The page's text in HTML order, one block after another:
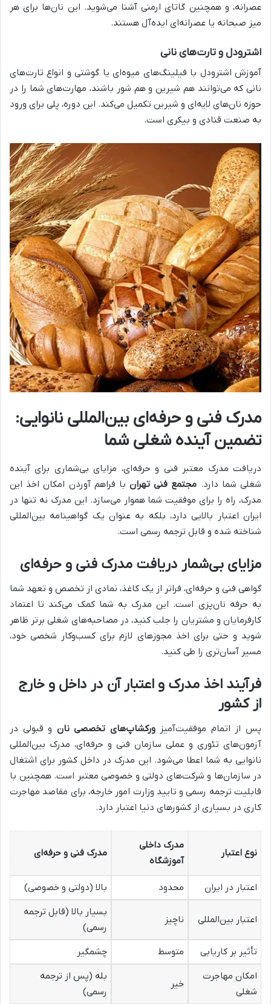
عصرانه، و همچنین گاتای ارمنی آشنا می‌شوید. این نان‌ها برای هر
میز صبحانه یا عصرانه‌ای ایده‌آل هستند.
اشترودل و تارت‌های نانی
آموزش اشترودل با فیلینگ‌های میوه‌ای یا گوشتی و انواع تارت‌های
نانی که می‌توانند هم شیرین و هم شور باشند، مهارت‌های شما را در
حوزه نان‌های لایه‌ای و شیرین تکمیل می‌کند. این دوره، پلی برای ورود
به صنعت قنادی و بیکری است.
مدرک فنی و حرفه‌ای بین‌المللی نانوایی:
تضمین آینده شغلی شما
دریافت مدرک معتبر فنی و حرفه‌ای، مزایای بی‌شماری برای آینده
شغلی شما دارد. مجتمع فنی تهرانبا فراهم آوردن امکان اخذ این
مدرک، راه را برای موفقیت شما هموار می‌سازد. این مدرک نه تنها در
ایران اعتبار بالایی دارد، بلکه به عنوان یک گواهینامه بین‌المللی
شناخته شده و قابل ترجمه رسمی است.
مزایای بی‌شمار دریافت مدرک فنی و حرفه‌ای
گواهی فنی و حرفه‌ای، فراتر از یک کاغذ، نمادی از تخصص و تعهد شما
به حرفه نان‌پزی است. این مدرک به شما کمک می‌کند تا اعتماد
کارفرمایان و مشتریان را جلب کنید، در مصاحبه‌های شغلی برتر ظاهر
شوید و حتی برای اخذ مجوزهای لازم برای کسب‌وکار شخصی خود،
مسیر آسان‌تری را طی کنید.
فرآیند اخذ مدرک و اعتبار آن در داخل و خارج
از کشور
پس از اتمام موفقیت‌آمیزورکشاپ‌های تخصصی نان و قبولی در
آزمون‌های تئوری و عملی سازمان فنی و حرفه‌ای، مدرک بین‌المللی
نانوایی به شما اعطا می‌شود. این مدرک در داخل کشور برای اشتغال
در سازمان‌ها و شرکت‌های دولتی و خصوصی معتبر است. همچنین با
قابلیت ترجمه رسمی و تایید وزارت امور خارجه، برای مقاصد مهاجرت
کاری در بسیاری از کشورهای دنیا اعتبار دارد.
نوع اعتبار
مدرک داخلی
آموزشگاه
مدرک فنی و حرفه‌ای
اعتبار در ایران محدود بالا (دولتی و خصوصی)
اعتبار بین‌المللی ناچیز
بسیار بالا (قابل ترجمه
رسمی)
تأثیر بر کاریابی
متوسط
چشمگیر
امکان مهاجرت
شغلی
خیر
بله (پس از ترجمه
رسمی)